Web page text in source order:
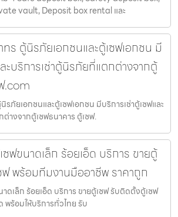
vault, Deposit box rental และ
ร ตู้นิรภัยเอกชนและตู้เซฟเอกชน มี
ะบริการเช่าตู้นิรภัยที่แตกต่างจากตู้
.com
ภัยเอกชนและตู้เซฟเอกชน มีบริการเช่าตู้เซฟและ
างจากตู้เซฟธนาคาร ตู้เซฟ.
ฟขนาดเล็ก ร้อยเอ็ด บริการ ขายตู้
พร้อมทีมงานมืออาชีพ ราคาถูก
ดเล็ก ร้อยเอ็ด บริการ ขายตู้เซฟ รับติดตั้งตู้เซฟ
ร้อมให้บริการทั่วไทย รับ